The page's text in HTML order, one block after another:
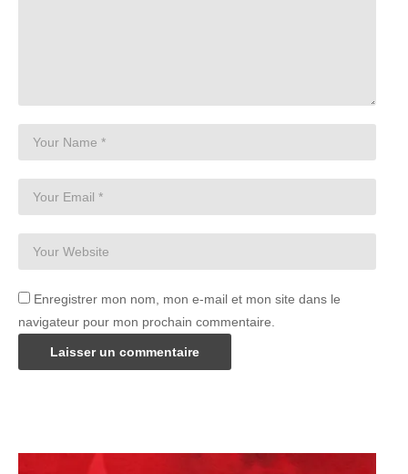
Enregistrer mon nom, mon e-mail et mon site dans le
navigateur pour mon prochain commentaire.